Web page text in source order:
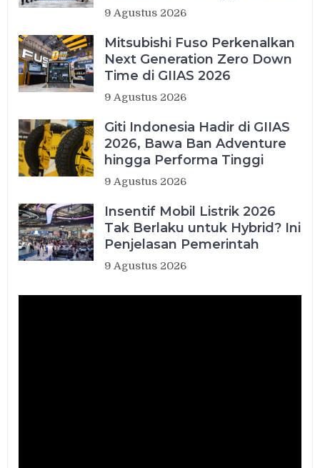
9 Agustus 2026
Mitsubishi Fuso Perkenalkan
Next Generation Zero Down
Time di GIIAS 2026
9 Agustus 2026
Giti Indonesia Hadir di GIIAS
2026, Bawa Ban Adventure
hingga Performa Tinggi
9 Agustus 2026
Insentif Mobil Listrik 2026
Tak Berlaku untuk Hybrid? Ini
Penjelasan Pemerintah
9 Agustus 2026